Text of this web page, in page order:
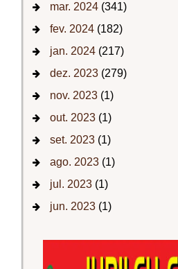
mar. 2024(341)
fev. 2024(182)
jan. 2024(217)
dez. 2023(279)
nov. 2023(1)
out. 2023(1)
set. 2023(1)
ago. 2023(1)
jul. 2023(1)
jun. 2023(1)